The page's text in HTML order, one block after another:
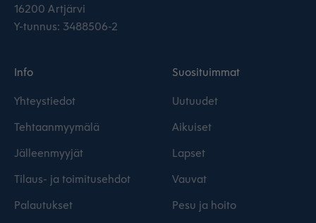
16200 Artjärvi
Y-tunnus: 3488506-2
Info
Yhteystiedot
Tehtaanmyymälä
Jälleenmyyjät
Tilaus- ja toimitusehdot
Palautukset
Suosituimmat
Uutuudet
Aikuiset
Lapset
Vauvat
Pesu ja hoito